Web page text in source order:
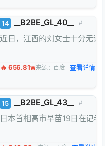
14 __B2BE_GL_40__ #
近日，江西的刘女士十分无
🔥 656.81w来源：百度 查看详情 →
15 __B2BE_GL_43__ #
日本首相高市早苗19日在记